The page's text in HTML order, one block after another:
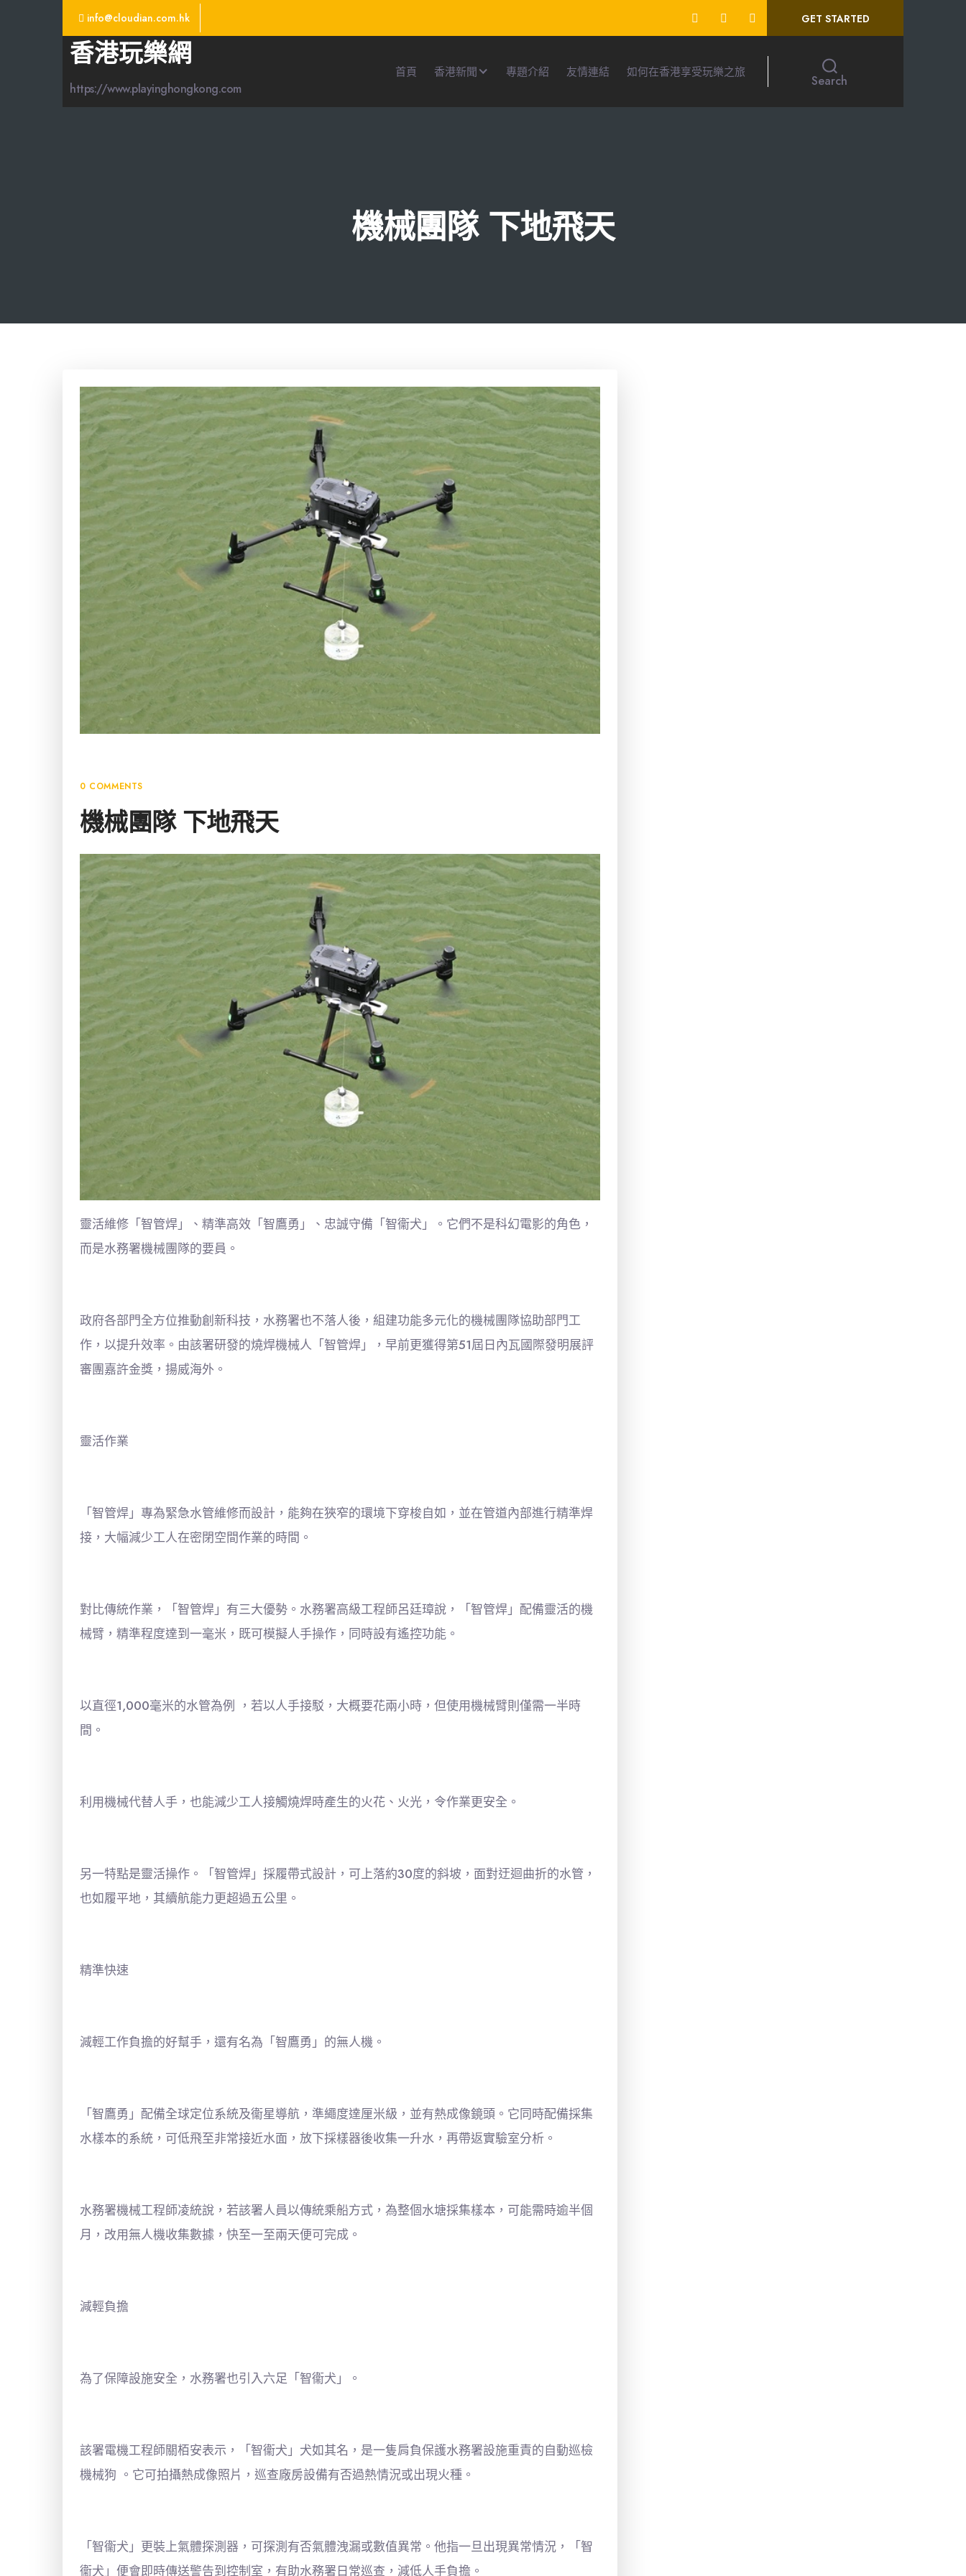
info@cloudian.com.hk GET STARTED
香港玩樂網
https://www.playinghongkong.com
首頁 香港新聞 專題介紹 友情連結 如何在香港享受玩樂之旅
Search
機械團隊 下地飛天
0 COMMENTS
機械團隊 下地飛天
靈活維修「智管焊」、精準高效「智鷹勇」、忠誠守備「智衞犬」。它們不是科幻電影的角色，
而是水務署機械團隊的要員。
政府各部門全方位推動創新科技，水務署也不落人後，組建功能多元化的機械團隊協助部門工
作，以提升效率。由該署研發的燒焊機械人「智管焊」，早前更獲得第51屆日內瓦國際發明展評
審團嘉許金獎，揚威海外。
靈活作業
「智管焊」專為緊急水管維修而設計，能夠在狹窄的環境下穿梭自如，並在管道內部進行精準焊
接，大幅減少工人在密閉空間作業的時間。
對比傳統作業，「智管焊」有三大優勢。水務署高級工程師呂廷璋說，「智管焊」配備靈活的機
械臂，精準程度達到一毫米，既可模擬人手操作，同時設有遙控功能。
以直徑1,000毫米的水管為例 ，若以人手接駁，大概要花兩小時，但使用機械臂則僅需一半時
間。
利用機械代替人手，也能減少工人接觸燒焊時產生的火花、火光，令作業更安全。
另一特點是靈活操作。「智管焊」採履帶式設計，可上落約30度的斜坡，面對迂迴曲折的水管，
也如履平地，其續航能力更超過五公里。
精準快速
減輕工作負擔的好幫手，還有名為「智鷹勇」的無人機。
「智鷹勇」配備全球定位系統及衞星導航，準繩度達厘米級，並有熱成像鏡頭。它同時配備採集
水樣本的系統，可低飛至非常接近水面，放下採樣器後收集一升水，再帶返實驗室分析。
水務署機械工程師凌統說，若該署人員以傳統乘船方式，為整個水塘採集樣本，可能需時逾半個
月，改用無人機收集數據，快至一至兩天便可完成。
減輕負擔
為了保障設施安全，水務署也引入六足「智衞犬」。
該署電機工程師關栢安表示，「智衞犬」犬如其名，是一隻肩負保護水務署設施重責的自動巡檢
機械狗 。它可拍攝熱成像照片，巡查廠房設備有否過熱情況或出現火種。
「智衞犬」更裝上氣體探測器，可探測有否氣體洩漏或數值異常。他指一旦出現異常情況，「智
衞犬」便會即時傳送警告到控制室，有助水務署日常巡查，減低人手負擔。